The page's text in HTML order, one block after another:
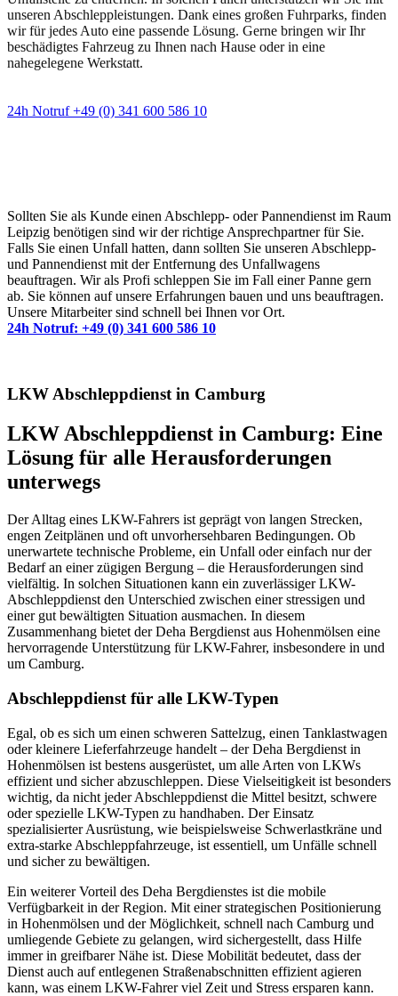
unseren Abschleppleistungen. Dank eines großen Fuhrparks, finden
wir für jedes Auto eine passende Lösung. Gerne bringen wir Ihr
beschädigtes Fahrzeug zu Ihnen nach Hause oder in eine
nahegelegene Werkstatt.
24h Notruf +49 (0) 341 600 586 10
Sollten Sie als Kunde einen Abschlepp- oder Pannendienst im Raum
Leipzig benötigen sind wir der richtige Ansprechpartner für Sie.
Falls Sie einen Unfall hatten, dann sollten Sie unseren Abschlepp-
und Pannendienst mit der Entfernung des Unfallwagens
beauftragen. Wir als Profi schleppen Sie im Fall einer Panne gern
ab. Sie können auf unsere Erfahrungen bauen und uns beauftragen.
Unsere Mitarbeiter sind schnell bei Ihnen vor Ort.
24h Notruf: +49 (0) 341 600 586 10
LKW Abschleppdienst in Camburg
LKW Abschleppdienst in Camburg: Eine
Lösung für alle Herausforderungen
unterwegs
Der Alltag eines LKW-Fahrers ist geprägt von langen Strecken,
engen Zeitplänen und oft unvorhersehbaren Bedingungen. Ob
unerwartete technische Probleme, ein Unfall oder einfach nur der
Bedarf an einer zügigen Bergung – die Herausforderungen sind
vielfältig. In solchen Situationen kann ein zuverlässiger LKW-
Abschleppdienst den Unterschied zwischen einer stressigen und
einer gut bewältigten Situation ausmachen. In diesem
Zusammenhang bietet der Deha Bergdienst aus Hohenmölsen eine
hervorragende Unterstützung für LKW-Fahrer, insbesondere in und
um Camburg.
Abschleppdienst für alle LKW-Typen
Egal, ob es sich um einen schweren Sattelzug, einen Tanklastwagen
oder kleinere Lieferfahrzeuge handelt – der Deha Bergdienst in
Hohenmölsen ist bestens ausgerüstet, um alle Arten von LKWs
effizient und sicher abzuschleppen. Diese Vielseitigkeit ist besonders
wichtig, da nicht jeder Abschleppdienst die Mittel besitzt, schwere
oder spezielle LKW-Typen zu handhaben. Der Einsatz
spezialisierter Ausrüstung, wie beispielsweise Schwerlastkräne und
extra-starke Abschleppfahrzeuge, ist essentiell, um Unfälle schnell
und sicher zu bewältigen.
Ein weiterer Vorteil des Deha Bergdienstes ist die mobile
Verfügbarkeit in der Region. Mit einer strategischen Positionierung
in Hohenmölsen und der Möglichkeit, schnell nach Camburg und
umliegende Gebiete zu gelangen, wird sichergestellt, dass Hilfe
immer in greifbarer Nähe ist. Diese Mobilität bedeutet, dass der
Dienst auch auf entlegenen Straßenabschnitten effizient agieren
kann, was einem LKW-Fahrer viel Zeit und Stress ersparen kann.